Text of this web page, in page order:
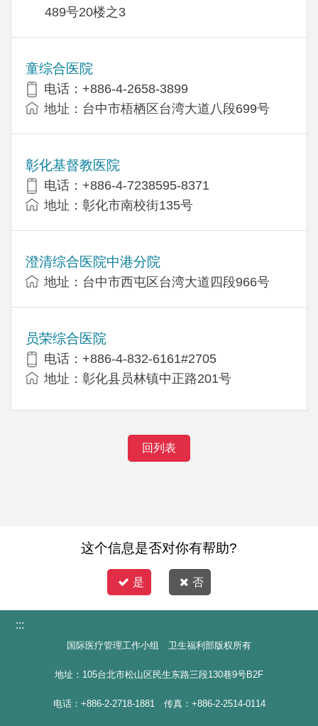
489号20楼之3
童综合医院
电话：+886-4-2658-3899
地址：台中市梧栖区台湾大道八段699号
彰化基督教医院
电话：+886-4-7238595-8371
地址：彰化市南校街135号
澄清综合医院中港分院
地址：台中市西屯区台湾大道四段966号
员荣综合医院
电话：+886-4-832-6161#2705
地址：彰化县员林镇中正路201号
回列表
这个信息是否对你有帮助?
是 否
:::
国际医疗管理工作小组 卫生福利部版权所有
地址：105台北市松山区民生东路三段130巷9号B2F
电话：+886-2-2718-1881 传真：+886-2-2514-0114